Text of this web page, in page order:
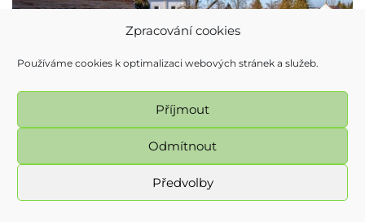
Zpracování cookies
Používáme cookies k optimalizaci webových stránek a služeb.
Příjmout
Odmítnout
Předvolby